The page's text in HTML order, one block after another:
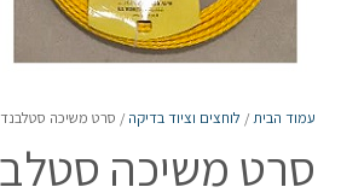
עמוד הבית/ לוחצים וציוד בדיקה / סרט משיכה סטלבנד 25 מטר